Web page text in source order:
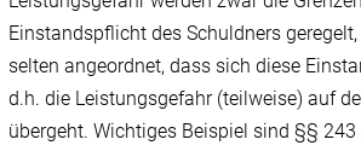
Einstandspflicht des Schuldners
selten angeordnet, dass sich diese
d.h. die Leistungsgefahr (teilweise) auf
übergeht. Wichtiges Beispiel sind §§ 243